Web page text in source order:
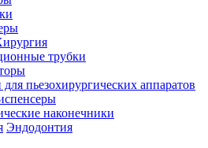
трубки
пьезохирургических аппаратов
наконечники
Эндодонтия